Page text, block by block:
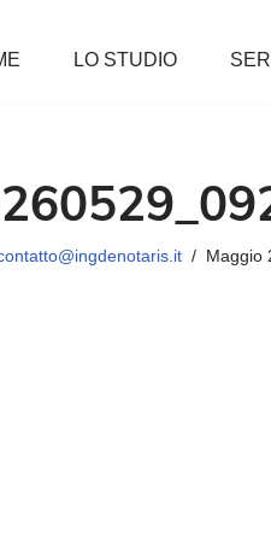
LO STUDIO
Maggio